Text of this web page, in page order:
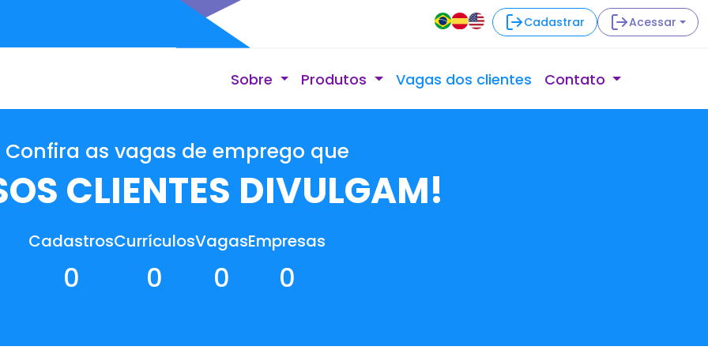
Cadastrar Acessar
Sobre Produtos Vagas dos clientes Contato
Confira as vagas de emprego que
CLIENTES DIVULGAM!
Cadastros
0
Currículos
0
Vagas
0
Empresas
0